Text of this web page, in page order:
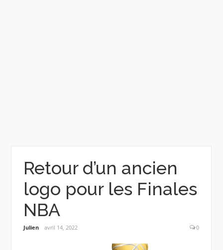
Retour d’un ancien
logo pour les Finales
NBA
Julien avril 14, 2022 0